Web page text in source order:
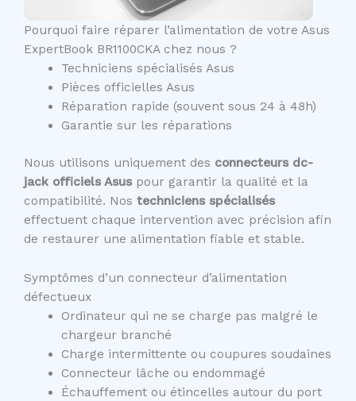
Pourquoi faire réparer l’alimentation de votre Asus
ExpertBook BR1100CKA chez nous ?
Techniciens spécialisés Asus
Pièces officielles Asus
Réparation rapide (souvent sous 24 à 48h)
Garantie sur les réparations
Nous utilisons uniquement des connecteurs dc-
jack officiels Asuspour garantir la qualité et la
compatibilité. Nos techniciens spécialisés
effectuent chaque intervention avec précision afin
de restaurer une alimentation fiable et stable.
Symptômes d’un connecteur d’alimentation
défectueux
Ordinateur qui ne se charge pas malgré le
chargeur branché
Charge intermittente ou coupures soudaines
Connecteur lâche ou endommagé
Échauffement ou étincelles autour du port